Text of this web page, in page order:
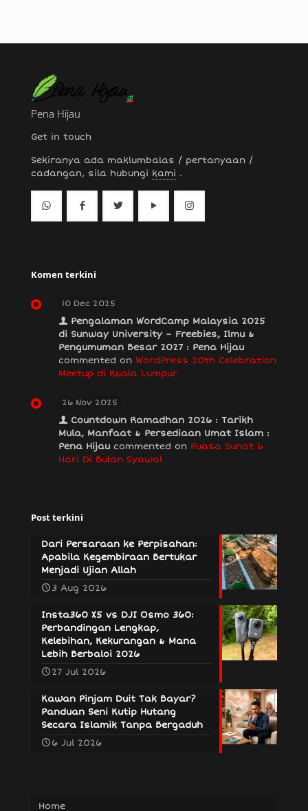
Pena Hijau
Get in touch
Sekiranya ada maklumbalas / pertanyaan /
cadangan, sila hubungi kami .
Komen terkini
10 Dec 2025
Pengalaman WordCamp Malaysia 2025
di Sunway University – Freebies, Ilmu &
Pengumuman Besar 2027 : Pena Hijau
commented on WordPress 20th Celebration
Meetup di Kuala Lumpur
26 Nov 2025
Countdown Ramadhan 2026 : Tarikh
Mula, Manfaat & Persediaan Umat Islam :
Pena Hijau commented on Puasa Sunat 6
Hari Di Bulan Syawal
Post terkini
Dari Persaraan ke Perpisahan:
Apabila Kegembiraan Bertukar
Menjadi Ujian Allah
3 Aug 2026
Insta360 X5 vs DJI Osmo 360:
Perbandingan Lengkap,
Kelebihan, Kekurangan & Mana
Lebih Berbaloi 2026
27 Jul 2026
Kawan Pinjam Duit Tak Bayar?
Panduan Seni Kutip Hutang
Secara Islamik Tanpa Bergaduh
6 Jul 2026
Home